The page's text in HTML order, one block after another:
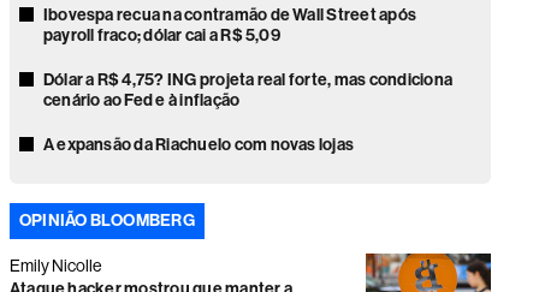
Ibovespa recua na contramão de Wall Street após
payroll fraco; dólar cai a R$ 5,09
Dólar a R$ 4,75? ING projeta real forte, mas condiciona
cenário ao Fed e à inflação
A expansão da Riachuelo com novas lojas
divulgação de dados sobre emprego nos EUA
Ibovespa cai 1,23% com pressão de Vale e Bradesco;
dólar recua após decisão do Copom
OPINIÃO BLOOMBERG
Emily Nicolle